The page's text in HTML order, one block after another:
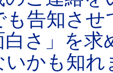
も告知さ
白さ」を
いかも知れ